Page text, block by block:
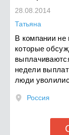
28.08.2014
Татьяна
В компании не
которые
недели
люди
Россия